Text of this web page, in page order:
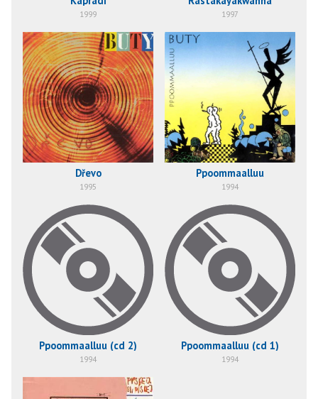
1999 1997
Dřevo
1995
Ppoommaalluu
1994
Ppoommaalluu (cd 2)
1994
Ppoommaalluu (cd 1)
1994